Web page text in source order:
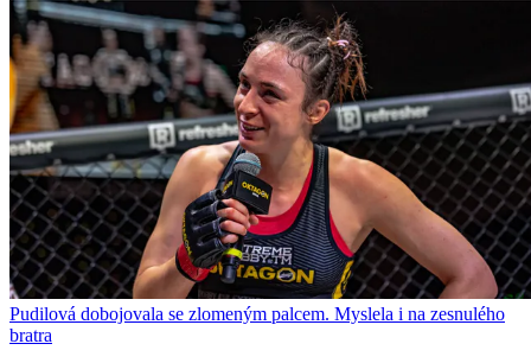
Pudilová dobojovala se zlomeným palcem. Myslela i na zesnulého
bratra